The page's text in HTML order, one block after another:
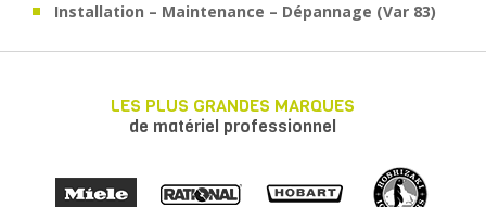
Installation – Maintenance – Dépannage (Var 83)
LES PLUS GRANDES MARQUES
de matériel professionnel